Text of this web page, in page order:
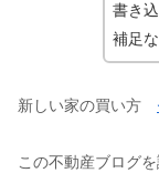
書き
補足
新しい家の買い方
この不動産ブログを